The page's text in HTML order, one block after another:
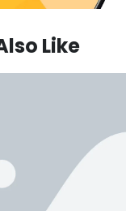
Like